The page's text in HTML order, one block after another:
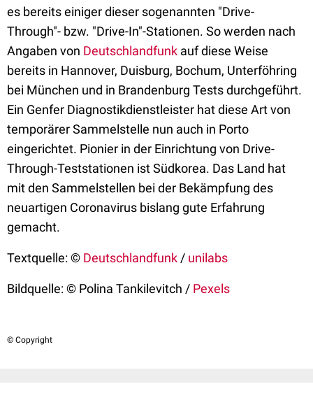
es bereits einiger dieser sogenannten "Drive-
Through"- bzw. "Drive-In"-Stationen. So werden nach
Angaben von Deutschlandfunk auf diese Weise
bereits in Hannover, Duisburg, Bochum, Unterföhring
bei München und in Brandenburg Tests durchgeführt.
Ein Genfer Diagnostikdienstleister hat diese Art von
temporärer Sammelstelle nun auch in Porto
eingerichtet. Pionier in der Einrichtung von Drive-
Through-Teststationen ist Südkorea. Das Land hat
mit den Sammelstellen bei der Bekämpfung des
neuartigen Coronavirus bislang gute Erfahrung
gemacht.
Textquelle: © Deutschlandfunk / unilabs
Bildquelle: © Polina Tankilevitch / Pexels
© Copyright